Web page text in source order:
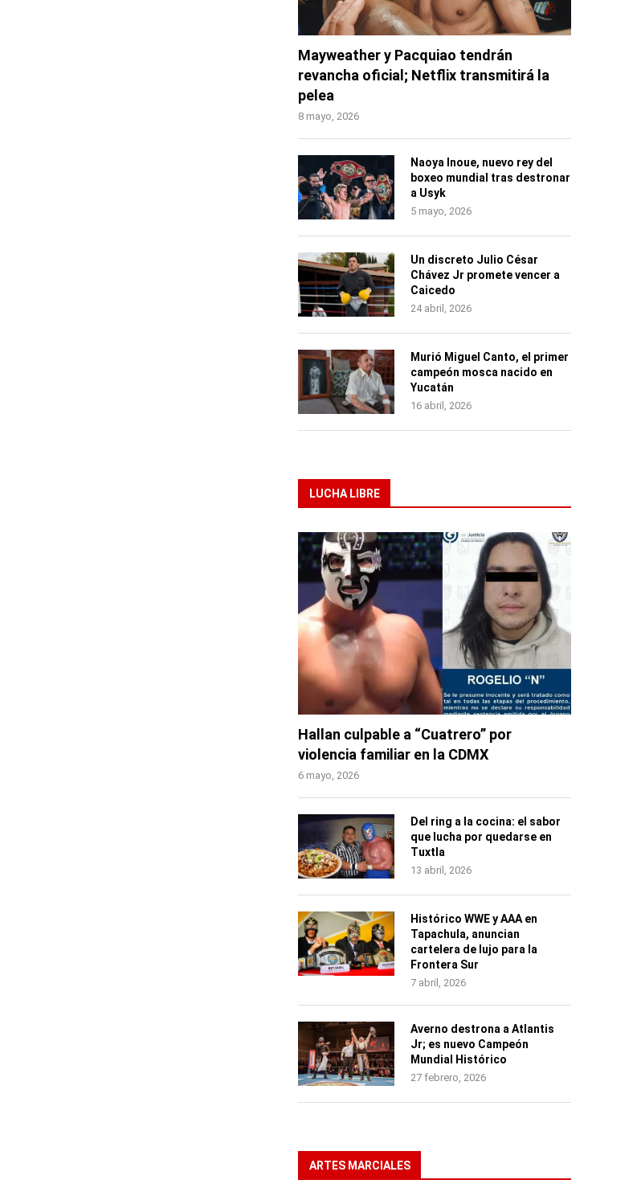
Mayweather y Pacquiao tendrán
revancha oficial; Netflix transmitirá la
pelea
8 mayo, 2026
Naoya Inoue, nuevo rey del
boxeo mundial tras destronar
a Usyk
5 mayo, 2026
Un discreto Julio César
Chávez Jr promete vencer a
Caicedo
24 abril, 2026
Murió Miguel Canto, el primer
campeón mosca nacido en
Yucatán
16 abril, 2026
LUCHA LIBRE
Hallan culpable a “Cuatrero” por
violencia familiar en la CDMX
6 mayo, 2026
Del ring a la cocina: el sabor
que lucha por quedarse en
Tuxtla
13 abril, 2026
Histórico WWE y AAA en
Tapachula, anuncian
cartelera de lujo para la
Frontera Sur
7 abril, 2026
Averno destrona a Atlantis
Jr; es nuevo Campeón
Mundial Histórico
27 febrero, 2026
ARTES MARCIALES